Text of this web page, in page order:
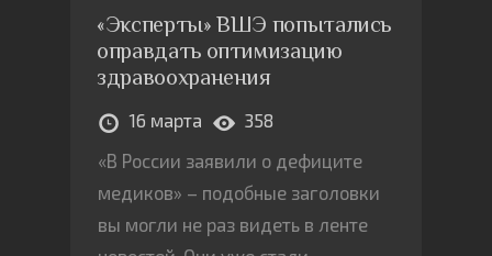
«Эксперты» ВШЭ попытались
оправдать оптимизацию
здравоохранения
16 марта
358
«В России заявили о дефиците
медиков» – подобные заголовки
вы могли не раз видеть в ленте